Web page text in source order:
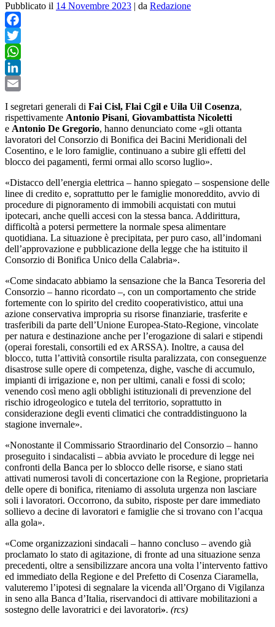
Pubblicato il 14 Novembre 2023 | da Redazione
Facebook
Twitter
WhatsApp
LinkedIn
I segretari generali di Fai Cisl, Flai Cgil e Uila Uil Cosenza,
rispettivamente Antonio Pisani, Giovambattista Nicoletti
e Antonio De Gregorio, hanno denunciato come «gli ottanta
lavoratori del Consorzio di Bonifica dei Bacini Meridionali del
Cosentino, e le loro famiglie, continuano a subire gli effetti del
blocco dei pagamenti, fermi ormai allo scorso luglio».
«Distacco dell’energia elettrica – hanno spiegato – sospensione delle
linee di credito e, soprattutto per le famiglie monoreddito, avvio di
procedure di pignoramento di immobili acquistati con mutui
ipotecari, anche quelli accesi con la stessa banca. Addirittura,
difficoltà a potersi permettere la normale spesa alimentare
quotidiana. La situazione è precipitata, per puro caso, all’indomani
dell’approvazione e pubblicazione della legge che ha istituito il
Consorzio di Bonifica Unico della Calabria».
«Come sindacato abbiamo la sensazione che la Banca Tesoreria del
Consorzio – hanno ricordato –, con un comportamento che stride
fortemente con lo spirito del credito cooperativistico, attui una
azione conservativa impropria su risorse finanziarie, trasferite e
trasferibili da parte dell’Unione Europea-Stato-Regione, vincolate
per natura e destinazione anche per l’erogazione di salari e stipendi
(operai forestali, consortili ed ex ARSSA). Inoltre, a causa del
blocco, tutta l’attività consortile risulta paralizzata, con conseguenze
disastrose sulle opere di competenza, dighe, vasche di accumulo,
impianti di irrigazione e, non per ultimi, canali e fossi di scolo;
venendo così meno agli obblighi istituzionali di prevenzione del
rischio idrogeologico e tutela del territorio, soprattutto in
considerazione degli eventi climatici che contraddistinguono la
stagione invernale».
«Nonostante il Commissario Straordinario del Consorzio – hanno
proseguito i sindacalisti – abbia avviato le procedure di legge nei
confronti della Banca per lo sblocco delle risorse, e siano stati
attivati numerosi tavoli di concertazione con la Regione, proprietaria
delle opere di bonifica, riteniamo di assoluta urgenza non lasciare
soli i lavoratori. Occorrono, da subito, risposte per dare immediato
sollievo a decine di lavoratori e famiglie che si trovano con l’acqua
alla gola».
«Come organizzazioni sindacali – hanno concluso – avendo già
proclamato lo stato di agitazione, di fronte ad una situazione senza
precedenti, oltre a sensibilizzare ancora una volta l’intervento fattivo
ed immediato della Regione e del Prefetto di Cosenza Ciaramella,
valuteremo l’ipotesi di segnalare la vicenda all’Organo di Vigilanza
in seno alla Banca d’Italia, riservandoci di attivare mobilitazioni a
sostegno delle lavoratrici e dei lavoratori». (rcs)